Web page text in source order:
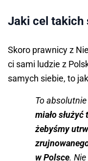
Jaki cel takich
Skoro prawnicy z
ci sami ludzie z
samych siebie, to
To
miało
żebyśmy
w Polsce. Nie